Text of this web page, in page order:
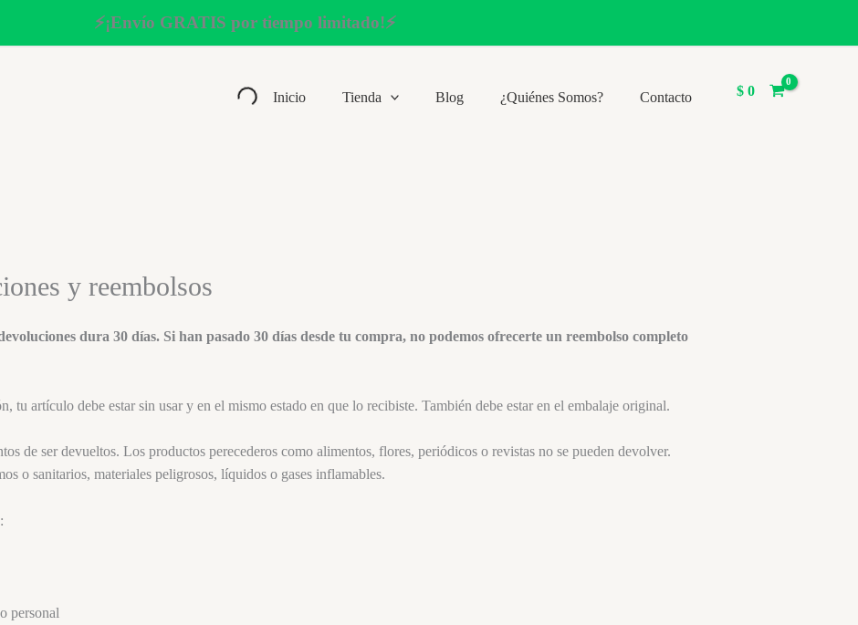
⚡¡Envío GRATIS por tiempo limitado!⚡
Inicio Tienda Blog ¿Quiénes Somos? Contacto $0
y reembolsos
dura 30 días. Si han pasado 30 días desde tu compra, no podemos ofrecerte un reembolso completo
tu artículo debe estar sin usar y en el mismo estado en que lo recibiste. También debe estar en el embalaje original.
de ser devueltos. Los productos perecederos como alimentos, flores, periódicos o revistas no se pueden devolver.
o sanitarios, materiales peligrosos, líquidos o gases inflamables.
personal